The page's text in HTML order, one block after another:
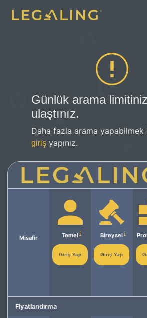
Günlük arama
ulaştınız.
Daha fazla arama yapabilmek
giriş yapınız.
Misafir Temel
Giriş Yap
Bireysel
Giriş Yap
Fiyatlandırma